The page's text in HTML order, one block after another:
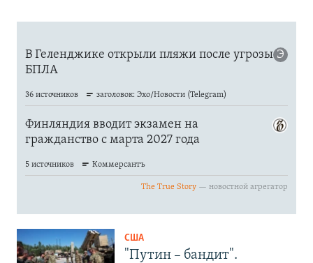
США
"Путин – бандит".